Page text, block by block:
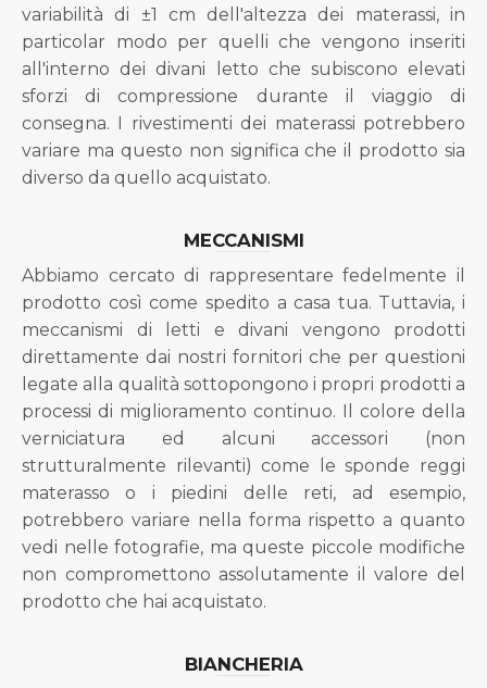
variabilità di ±1 cm dell'altezza dei materassi, in
particolar modo per quelli che vengono inseriti
all'interno dei divani letto che subiscono elevati
sforzi di compressione durante il viaggio di
consegna. I rivestimenti dei materassi potrebbero
variare ma questo non significa che il prodotto sia
diverso da quello acquistato.
MECCANISMI
Abbiamo cercato di rappresentare fedelmente il
prodotto così come spedito a casa tua. Tuttavia, i
meccanismi di letti e divani vengono prodotti
direttamente dai nostri fornitori che per questioni
legate alla qualità sottopongono i propri prodotti a
processi di miglioramento continuo. Il colore della
verniciatura ed alcuni accessori (non
strutturalmente rilevanti) come le sponde reggi
materasso o i piedini delle reti, ad esempio,
potrebbero variare nella forma rispetto a quanto
vedi nelle fotografie, ma queste piccole modifiche
non compromettono assolutamente il valore del
prodotto che hai acquistato.
BIANCHERIA